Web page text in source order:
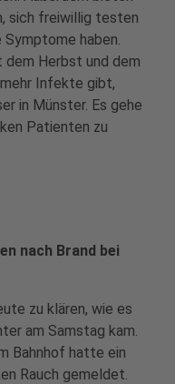
sich freiwillig testen
Symptome haben.
dem Herbst und dem
Infekte gibt,
in Münster. Es gehe
Patienten zu
nach Brand bei
zu klären, wie es
am Samstag kam.
Bahnhof hatte ein
Rauch gemeldet.